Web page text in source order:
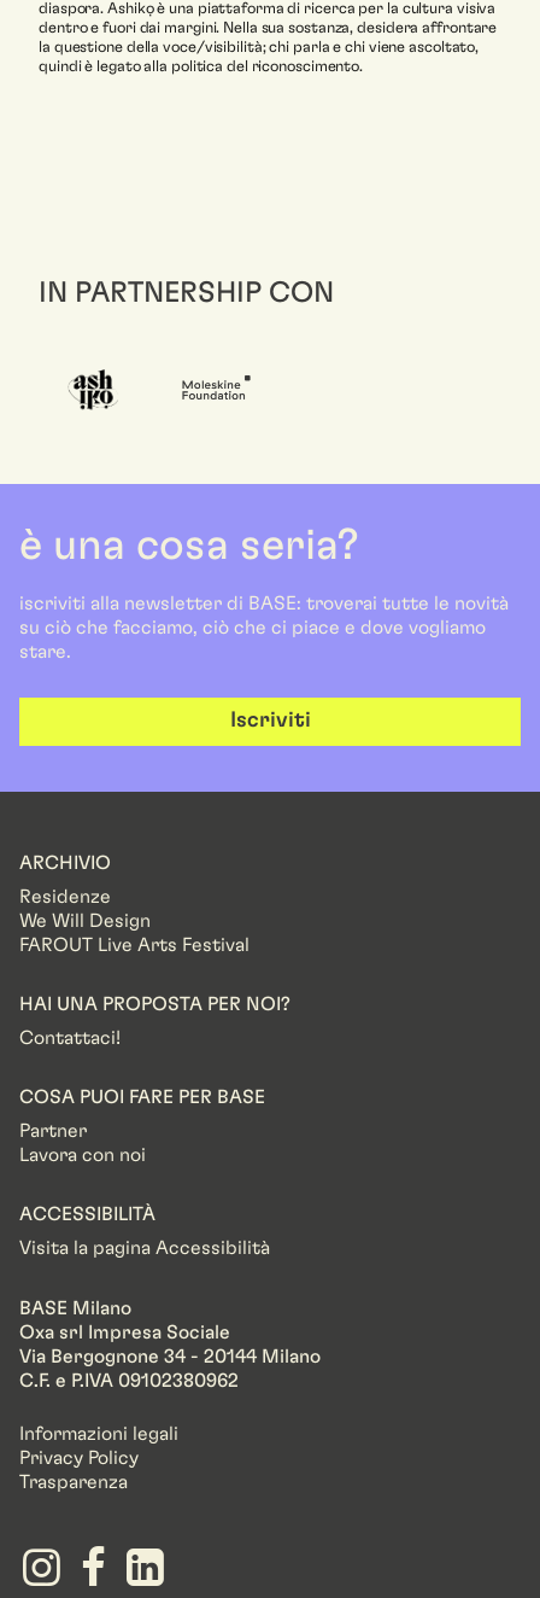
diaspora. Ashikọ è una piattaforma di ricerca per la cultura visiva
dentro e fuori dai margini. Nella sua sostanza, desidera affrontare
la questione della voce/visibilità; chi parla e chi viene ascoltato,
quindi è legato alla politica del riconoscimento.
IN PARTNERSHIP CON
è una cosa seria?
iscriviti alla newsletter di BASE: troverai tutte le novità
su ciò che facciamo, ciò che ci piace e dove vogliamo
stare.
Iscriviti
ARCHIVIO
Residenze
We Will Design
FAROUT Live Arts Festival
HAI UNA PROPOSTA PER NOI?
Contattaci!
COSA PUOI FARE PER BASE
Partner
Lavora con noi
ACCESSIBILITÀ
Visita la pagina Accessibilità
BASE Milano
Oxa srl Impresa Sociale
Via Bergognone 34 - 20144 Milano
C.F. e P.IVA 09102380962
Informazioni legali
Privacy Policy
Trasparenza